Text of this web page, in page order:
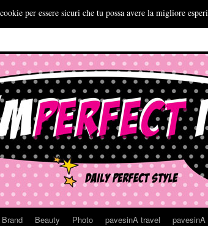
Brand Beauty Photo pavesinA travel pavesinA
per essere sicuri che tu possa avere la migliore